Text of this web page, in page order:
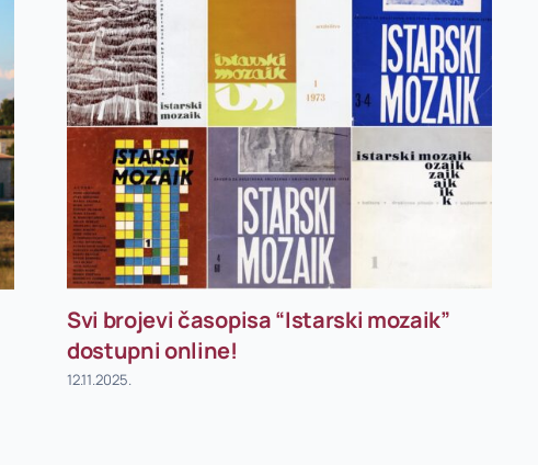
Svi brojevi časopisa “Istarski mozaik”
dostupni online!
12.11.2025.